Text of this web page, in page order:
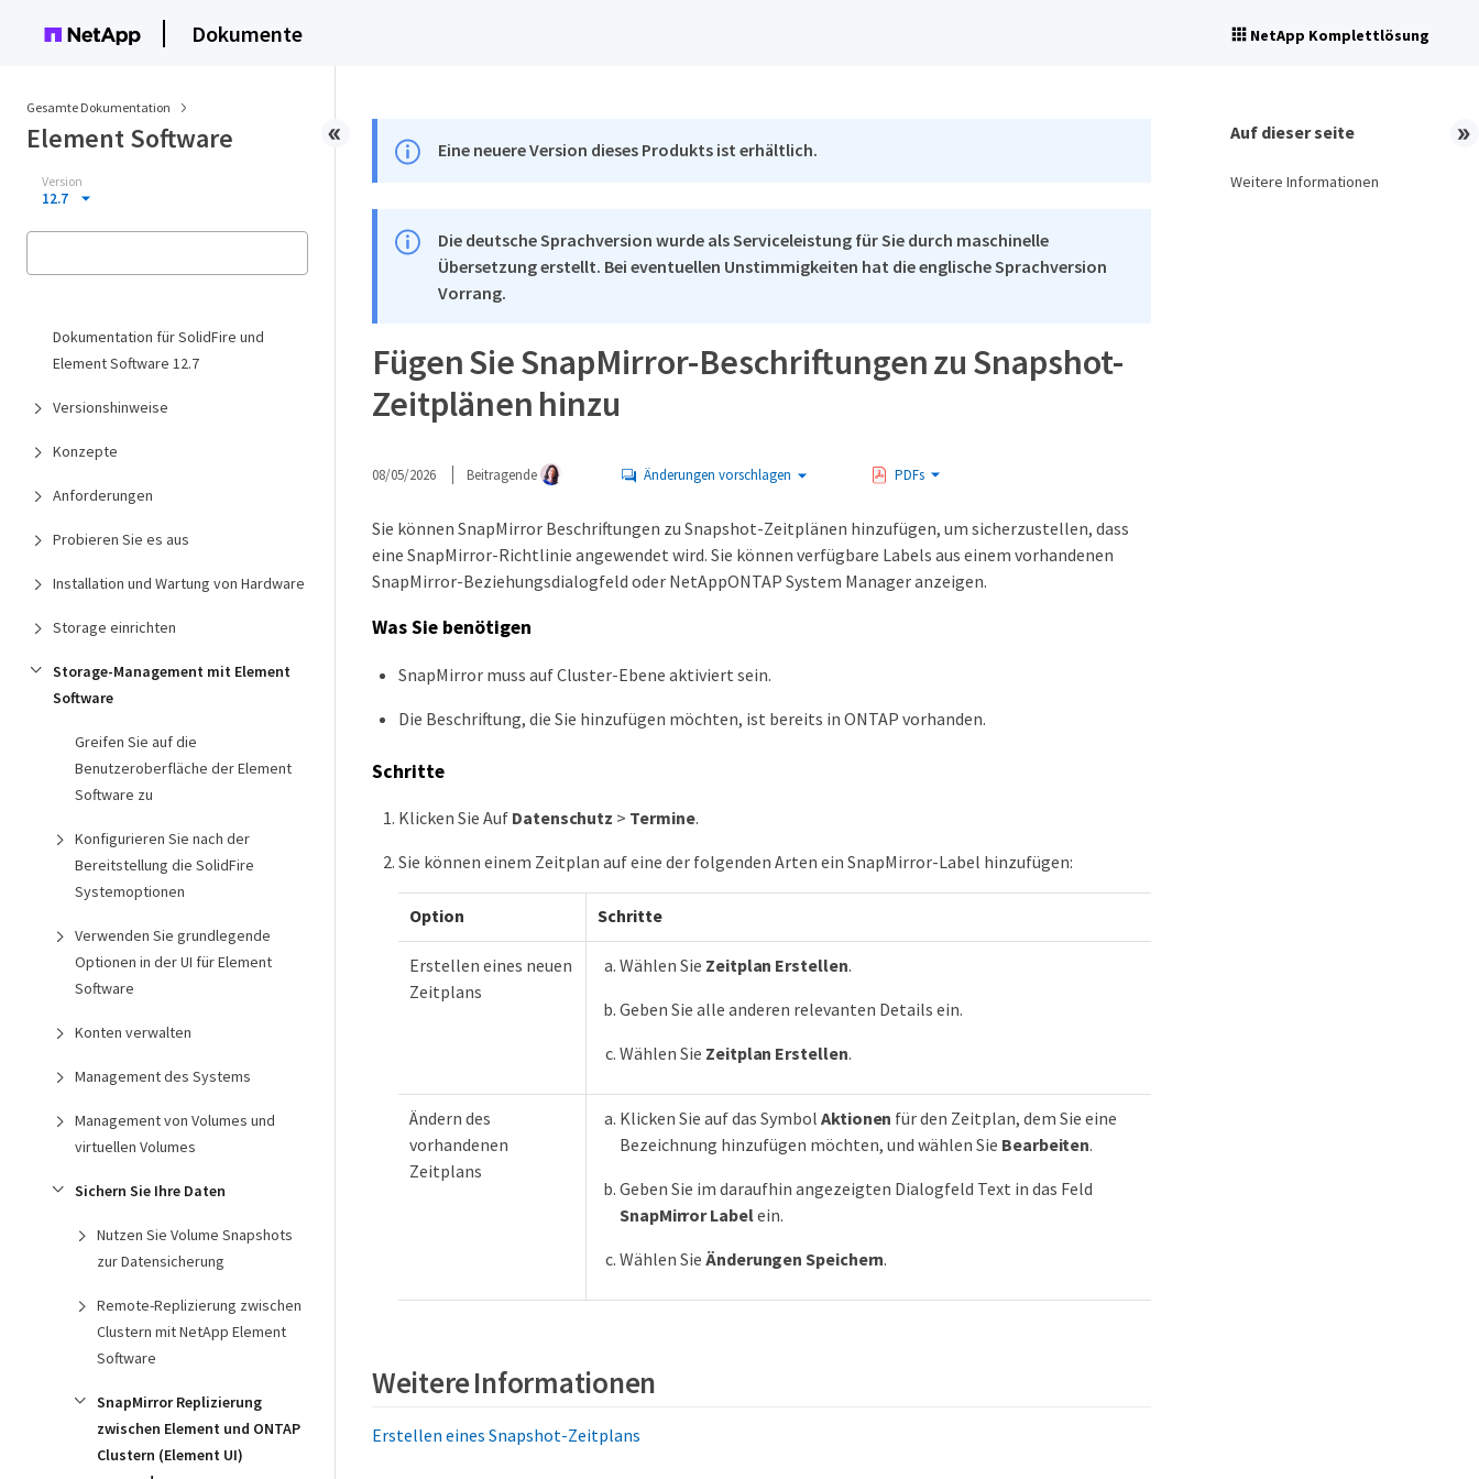
Dokumente NetApp Komplettlösung
Gesamte Dokumentation
Element Software
Version
12.7
Dokumentation für SolidFire und
Element Software 12.7
Versionshinweise
Konzepte
Anforderungen
Probieren Sie es aus
Installation und Wartung von Hardware
Storage einrichten
Storage-Management mit Element
Software
Greifen Sie auf die
Benutzeroberfläche der Element
Software zu
Konfigurieren Sie nach der
Bereitstellung die SolidFire
Systemoptionen
Verwenden Sie grundlegende
Optionen in der UI für Element
Software
Konten verwalten
Management des Systems
Management von Volumes und
virtuellen Volumes
Sichern Sie Ihre Daten
Nutzen Sie Volume Snapshots
zur Datensicherung
Remote-Replizierung zwischen
Clustern mit NetApp Element
Software
SnapMirror Replizierung
zwischen Element und ONTAP
Clustern (Element UI)
Eine neuere Version dieses Produkts ist erhältlich.
Die deutsche Sprachversion wurde als Serviceleistung für Sie durch maschinelle
Übersetzung erstellt. Bei eventuellen Unstimmigkeiten hat die englische Sprachversion
Vorrang.
Fügen Sie SnapMirror-Beschriftungen zu Snapshot-
Zeitplänen hinzu
08/05/2026 Beitragende Änderungen vorschlagen PDFs
Sie können SnapMirror Beschriftungen zu Snapshot-Zeitplänen hinzufügen, um sicherzustellen, dass
eine SnapMirror-Richtlinie angewendet wird. Sie können verfügbare Labels aus einem vorhandenen
SnapMirror-Beziehungsdialogfeld oder NetAppONTAP System Manager anzeigen.
Was Sie benötigen
SnapMirror muss auf Cluster-Ebene aktiviert sein.
Die Beschriftung, die Sie hinzufügen möchten, ist bereits in ONTAP vorhanden.
Schritte
Klicken Sie Auf Datenschutz > Termine.
Sie können einem Zeitplan auf eine der folgenden Arten ein SnapMirror-Label hinzufügen:
Option Schritte
Erstellen eines neuen
Zeitplans
Wählen Sie Zeitplan Erstellen.
Geben Sie alle anderen relevanten Details ein.
Wählen Sie Zeitplan Erstellen.
Ändern des
vorhandenen
Zeitplans
Klicken Sie auf das Symbol Aktionen für den Zeitplan, dem Sie eine
Bezeichnung hinzufügen möchten, und wählen Sie Bearbeiten.
Geben Sie im daraufhin angezeigten Dialogfeld Text in das Feld
SnapMirror Labelein.
Wählen Sie Änderungen Speichern.
Weitere Informationen
Erstellen eines Snapshot-Zeitplans
Auf dieser seite
Weitere Informationen